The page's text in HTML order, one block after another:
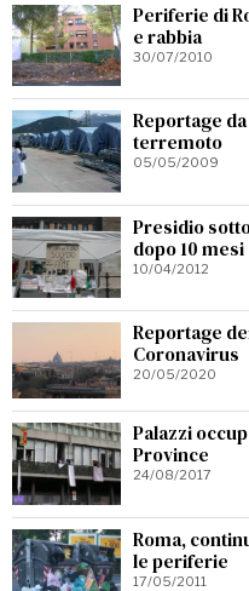
Periferie di
e rabbia
30/07/2010
Reportage
terremoto
05/05/2009
Presidio
dopo 10 mesi
10/04/2012
Reportage
Coronavirus
20/05/2020
Palazzi
Province
24/08/2017
Roma,
le periferie
17/05/2011